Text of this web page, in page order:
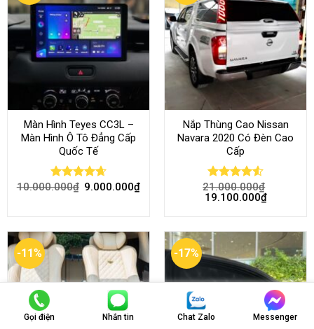
Màn Hình Teyes CC3L –
Màn Hình Ô Tô Đẳng Cấp
Quốc Tế
Rated 4.68
10.000.000₫ 9.000.000₫
Nắp Thùng Cao Nissan
Navara 2020 Có Đèn Cao
Cấp
Rated4.52
out of 5
21.000.000₫
19.100.000₫
-11% -17%
Gọi điện Nhắn tin Chat Zalo Messenger